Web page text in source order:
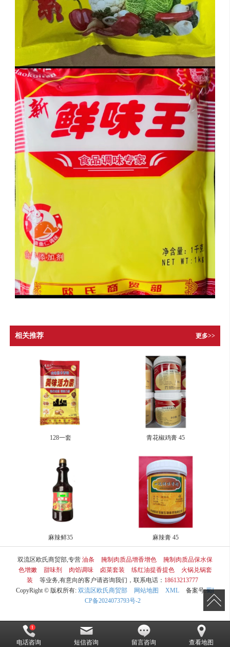
相关推荐 更多>>
128一套 青花椒鸡膏 45
麻辣鲜35 麻辣膏 45
双流区欧氏商贸部,专营 油条 腌制肉质品增香增色
腌制肉质品保水保
色增嫩
甜味剂 肉馅调味 卤菜套装 练红油提香提色
火锅兑锅套
装
等业务,有意向的客户请咨询我们，联系电话： 18613213777
CopyRight © 版权所有: 双流区欧氏商贸部 网站地图 XML 备案号:蜀I
CP备2024073793号-2
电话咨询 短信咨询 留言咨询 查看地图